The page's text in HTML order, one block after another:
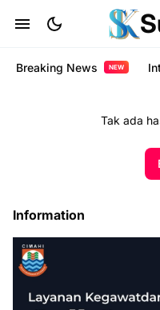
Breaking News NEW
Tak ada
Information